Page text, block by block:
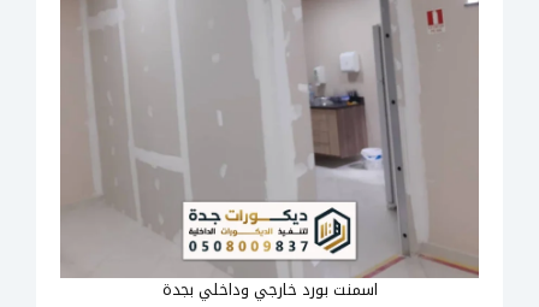
اسمنت بورد خارجي وداخلي بجدة